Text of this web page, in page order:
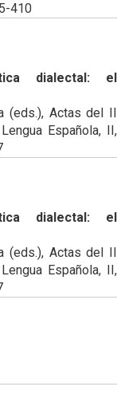
410
dialectal: el
(eds.), Actas del II
Española, II,
dialectal: el
(eds.), Actas del II
Española, II,